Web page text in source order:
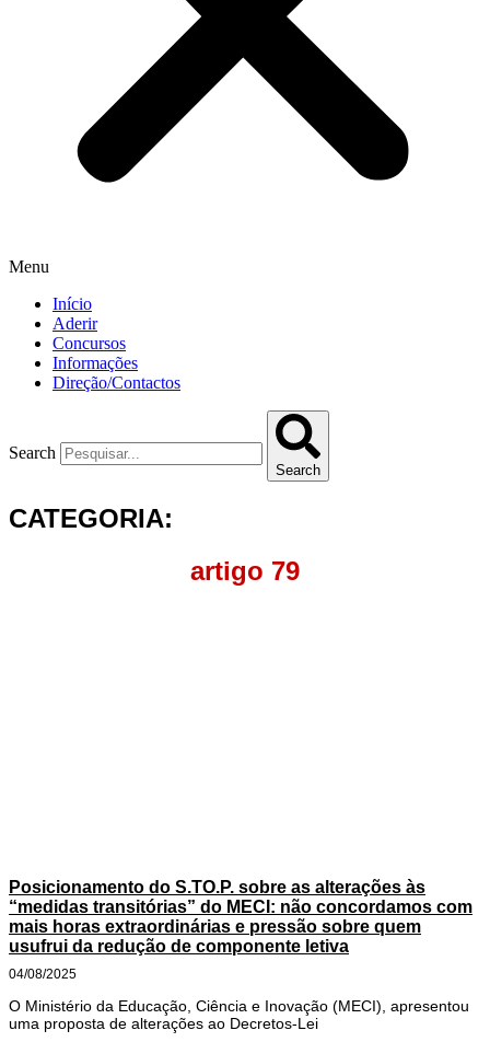
Menu
Início
Aderir
Concursos
Informações
Direção/Contactos
Search
Search
CATEGORIA:
artigo 79
Posicionamento do S.TO.P. sobre as alterações às
“medidas transitórias” do MECI: não concordamos com
mais horas extraordinárias e pressão sobre quem
usufrui da redução de componente letiva
04/08/2025
O Ministério da Educação, Ciência e Inovação (MECI), apresentou
uma proposta de alterações ao Decretos-Lei